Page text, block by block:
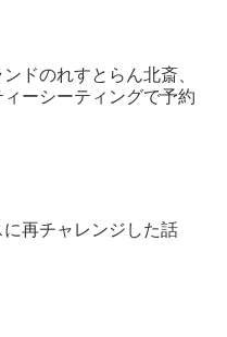
ドのれすとらん北斎、
ーシーティングで予約
に再チャレンジした話